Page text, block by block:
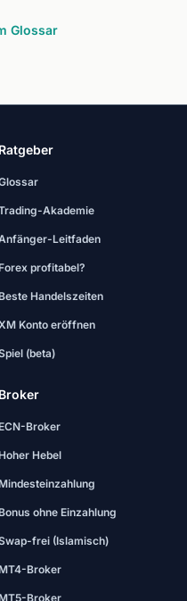
Glossar
Ratgeber
Akademie
Leitfaden
profitabel?
Handelszeiten
Konto eröffnen
(beta)
Broker
Broker
Hebel
ohne Einzahlung
frei (Islamisch)
Broker
Broker